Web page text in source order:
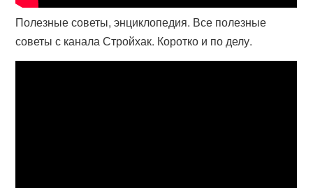
Полезные советы, энциклопедия. Все полезные
советы с канала Стройхак. Коротко и по делу.